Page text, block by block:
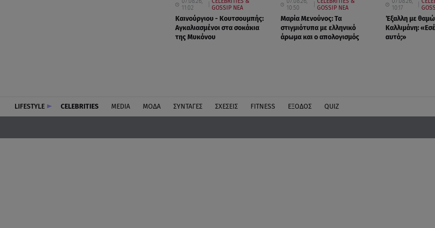
11:02
GOSSIP ΝΕΑ
Καινούργιου - Κουτσουμπής:
Αγκαλιασμένοι στα σοκάκια
της Μυκόνου
10:50
GOSSIP ΝΕΑ
Μαρία Μενούνος: Τα
στιγμιότυπα με ελληνικό
άρωμα και ο απολογισμός
10:17
Έξαλλη με
Καλλιμάνη:
αυτό;»
LIFESTYLE CELEBRITIES MEDIA ΜΟΔΑ ΣΥΝΤΑΓΕΣ ΣΧΕΣΕΙΣ FITNESS ΕΞΟΔΟΣ QUIZ